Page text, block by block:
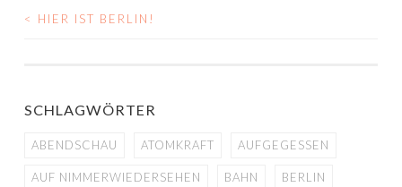
BEITRAGS-
< HIER IST BERLIN!
SCHLAGWÖRTER
ABENDSCHAU ATOMKRAFT AUFGEGESSEN
AUF NIMMERWIEDERSEHEN BAHN BERLIN